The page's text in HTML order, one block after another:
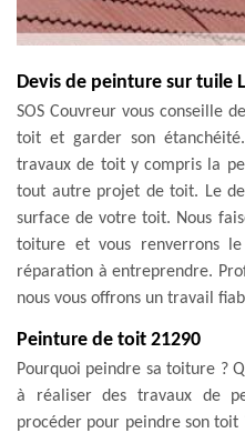
Devis de peinture sur tuile
SOS Couvreur vous conseille
toit et garder son
travaux de toit y compris la
tout autre projet de toit. Le
surface de votre toit. Nous
toiture et vous renverrons
réparation à entreprendre.
nous vous offrons un travail
Peinture de toit 21290
Pourquoi peindre sa toiture ?
à réaliser des travaux de
procéder pour peindre son